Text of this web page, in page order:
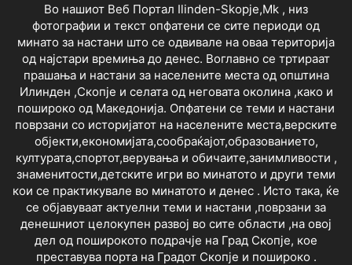
Во нашиот Веб Портал Ilinden-Skopje,Mk , низ
фотографии и текст опфатени се сите периоди од
минато за настани што се одвивале на оваа територија
од најстари времиња до денес. Воглавно се тртираат
прашања и настани за населените места од општина
Илинден ,Скопје и селата од неговата околина ,како и
пошироко од Македонија. Опфатени се теми и настани
поврзани со историјатот на населените места,верските
објекти,економијата,сообраќајот,образованието,
културата,спортот,верувања и обичаите,занимливости ,
знаменитости,детските игри во минатото и други теми
кои се практикувале во минатото и денес . Исто така, ќе
се објавуваат актуелни теми и настани ,поврзани за
денешниот целокупен развој во сите области ,на овој
дел од поширокото подрачје на Град Скопје, кое
преставува порта на Градот Скопје и пошироко .